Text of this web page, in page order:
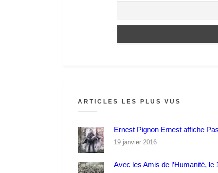
ARTICLES LES PLUS VUS
Ernest Pignon Ernest affiche
19 janvier 2016
Avec les Amis de l’Humanité, le